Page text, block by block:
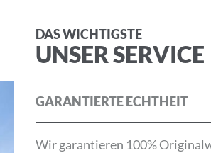
DAS WICHTIGSTE
UNSER SERVICE
GARANTIERTE ECHTHEIT
Wir garantieren 100%
ABBRECHEN